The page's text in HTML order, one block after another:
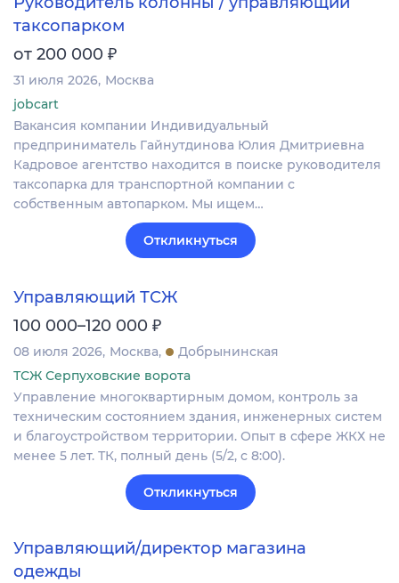
таксопарком
от 200 000 ₽
31 июля 2026 Москва
jobcart
Вакансия компании Индивидуальный
предприниматель Гайнутдинова Юлия Дмитриевна
Кадровое агентство находится в поиске руководителя
таксопарка для транспортной компании с
собственным автопарком. Мы ищем…
Откликнуться
Управляющий ТСЖ
100 000–120 000 ₽
08 июля 2026 Москва
Добрынинская
ТСЖ Серпуховские ворота
Управление многоквартирным домом, контроль за
техническим состоянием здания, инженерных систем
и благоустройством территории. Опыт в сфере ЖКХ не
менее 5 лет. ТК, полный день (5/2, с 8:00).
Откликнуться
Управляющий/директор магазина
одежды